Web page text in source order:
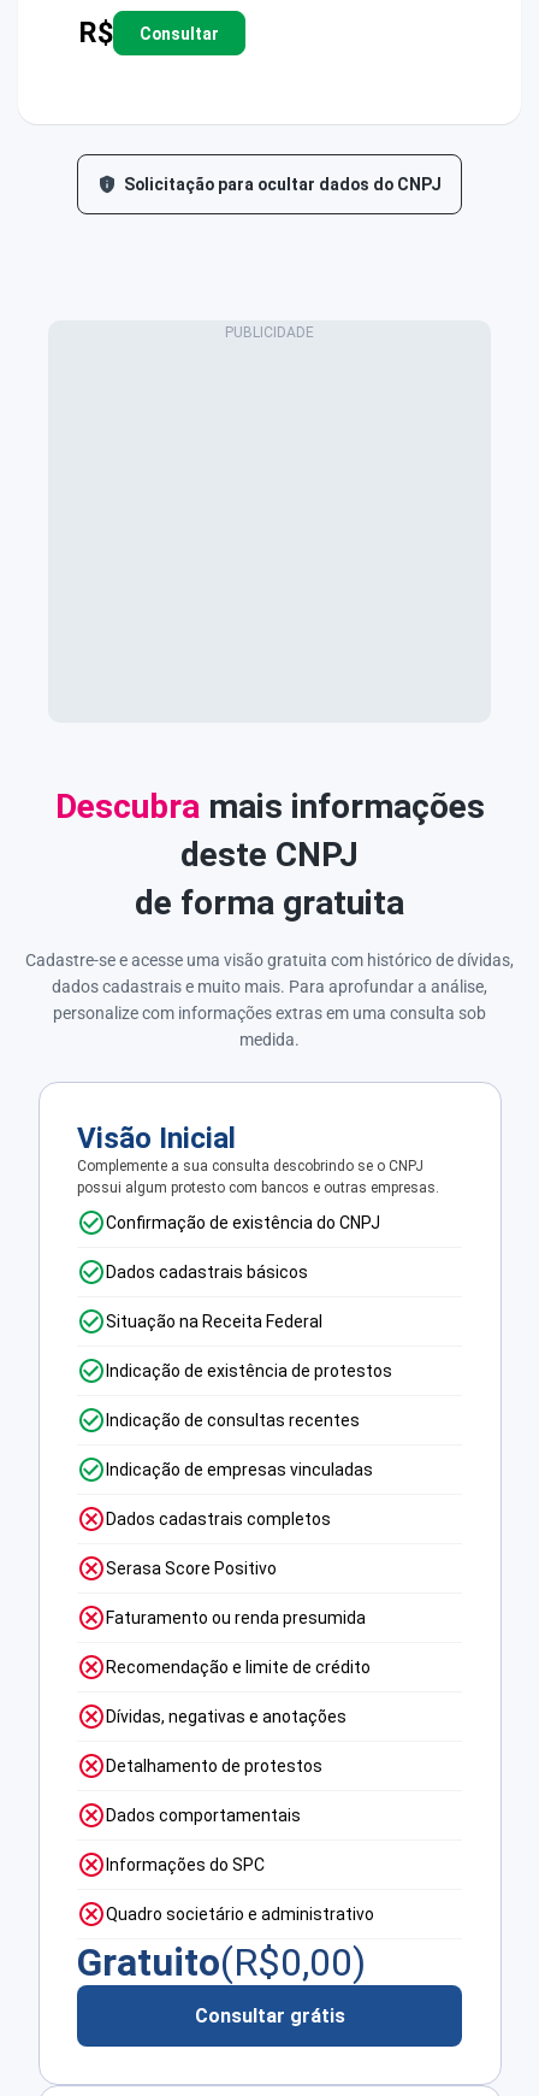
R$ Consultar
Solicitação para ocultar dados do CNPJ
Descubramais informações
deste CNPJ
de forma gratuita
Cadastre-se e acesse uma visão gratuita com histórico de dívidas,
dados cadastrais e muito mais. Para aprofundar a análise,
personalize com informações extras em uma consulta sob
medida.
Visão Inicial
Complemente a sua consulta descobrindo se o CNPJ
possui algum protesto com bancos e outras empresas.
Confirmação de existência do CNPJ
Dados cadastrais básicos
Situação na Receita Federal
Indicação de existência de protestos
Indicação de consultas recentes
Indicação de empresas vinculadas
Dados cadastrais completos
Serasa Score Positivo
Faturamento ou renda presumida
Recomendação e limite de crédito
Dívidas, negativas e anotações
Detalhamento de protestos
Dados comportamentais
Informações do SPC
Quadro societário e administrativo
Gratuito(R$0,00)
Consultar grátis